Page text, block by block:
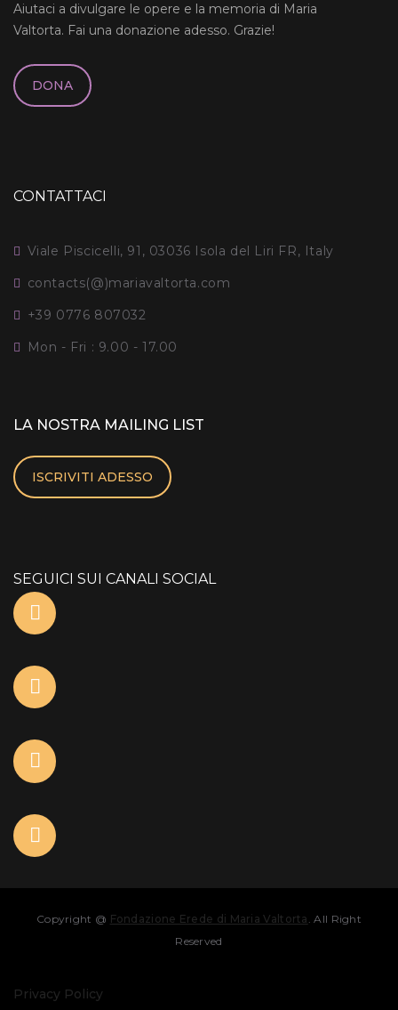
Aiutaci a divulgare le opere e la memoria di Maria
Valtorta. Fai una donazione adesso. Grazie!
DONA
CONTATTACI
Viale Piscicelli, 91, 03036 Isola del Liri FR, Italy
contacts(@)mariavaltorta.com
+39 0776 807032
Mon - Fri : 9.00 - 17.00
LA NOSTRA MAILING LIST
ISCRIVITI ADESSO
SEGUICI SUI CANALI SOCIAL
Copyright @ Fondazione Erede di Maria Valtorta . All Right
Reserved
Privacy Policy